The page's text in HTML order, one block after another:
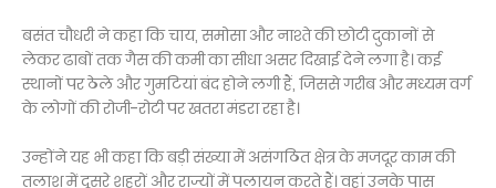
बसंत चौधरी ने कहा कि चाय, समोसा और नाश्ते की छोटी दुकानों से
लेकर ढाबों तक गैस की कमी का सीधा असर दिखाई देने लगा है। कई
स्थानों पर ठेले और गुमटियां बंद होने लगी हैं, जिससे गरीब और मध्यम वर्ग
के लोगों की रोजी-रोटी पर खतरा मंडरा रहा है।
उन्होंने यह भी कहा कि बड़ी संख्या में असंगठित क्षेत्र के मजदूर काम की
तलाश में दूसरे शहरों और राज्यों में पलायन करते हैं। वहां उनके पास